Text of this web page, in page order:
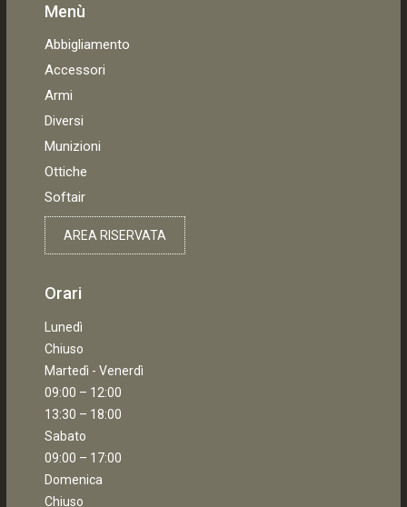
Menù
Abbigliamento
Accessori
Armi
Diversi
Munizioni
Ottiche
Softair
AREA RISERVATA
Orari
Lunedì
Chiuso
Martedì - Venerdì
09:00 – 12:00
13:30 – 18:00
Sabato
09:00 – 17:00
Domenica
Chiuso